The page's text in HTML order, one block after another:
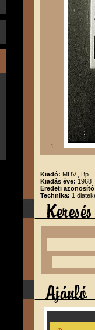
1
Kiadó: MDV., Bp.
Kiadás éve: 1968
Eredeti
Technika: 1